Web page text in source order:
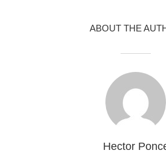
ABOUT THE
Hector